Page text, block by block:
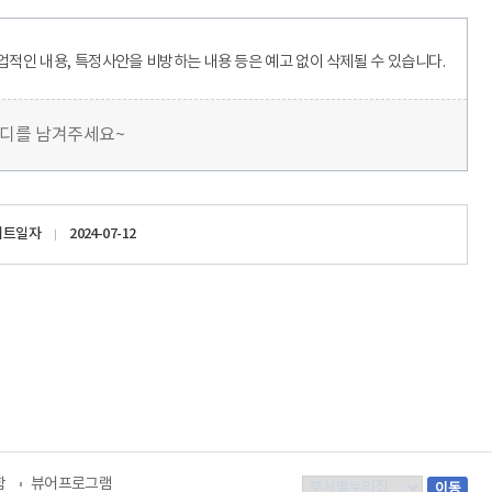
적인 내용, 특정사안을 비방하는 내용 등은 예고 없이 삭제될 수 있습니다.
를 남겨주세요~
트일자 2024-07-12
뷰어프로그램